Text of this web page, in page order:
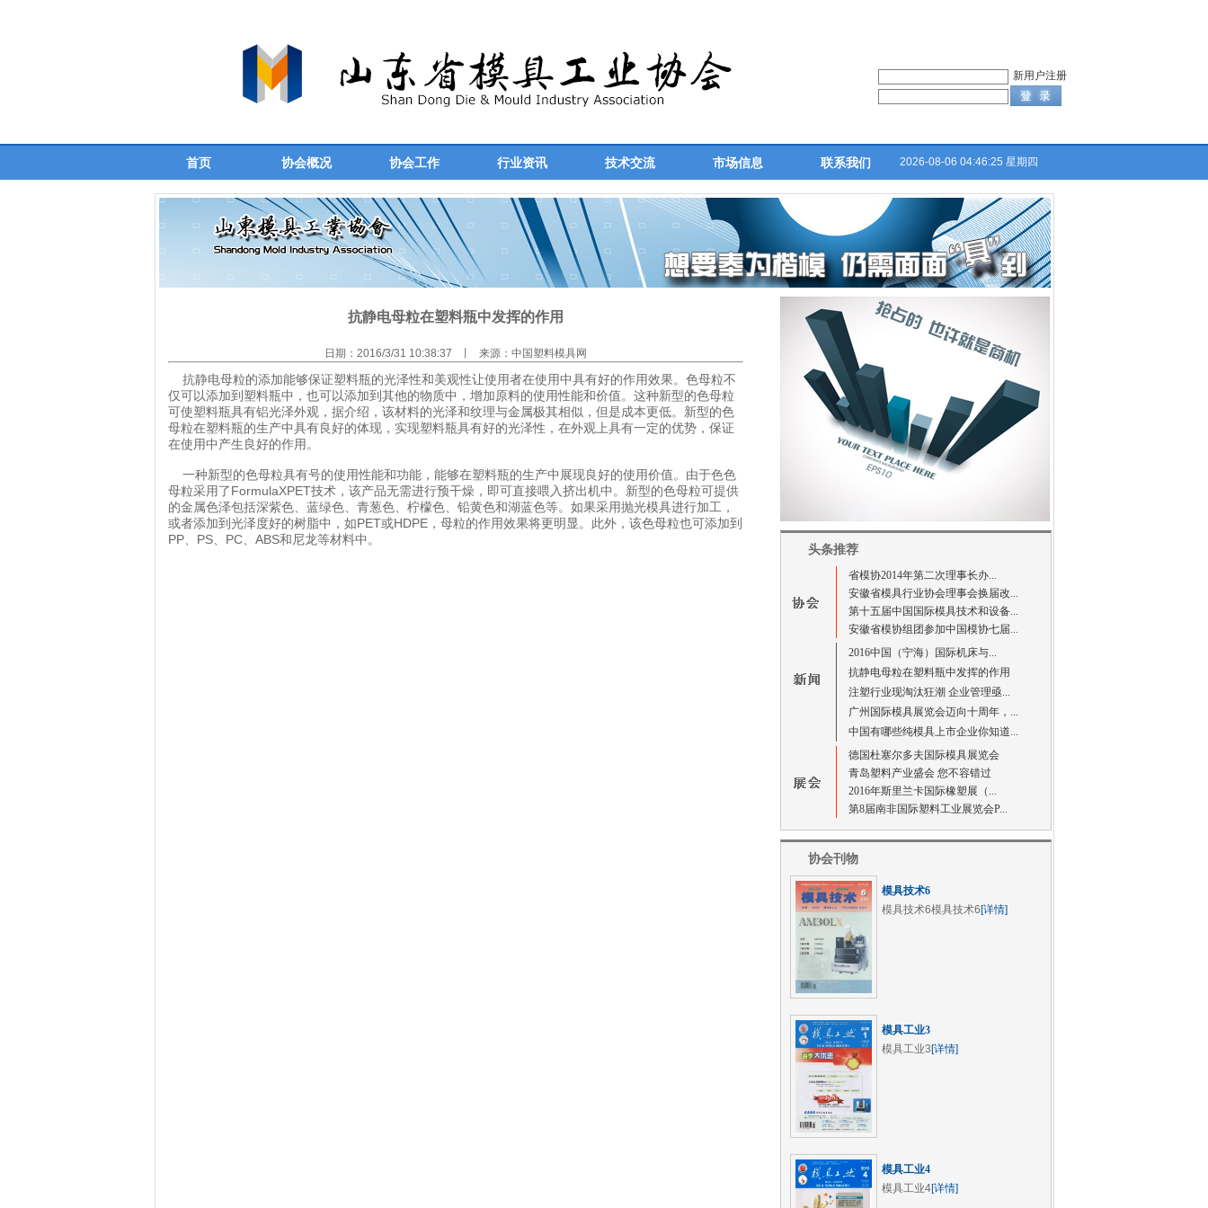
新用户注册
首页 协会概况 协会工作 行业资讯 技术交流 市场信息 联系我们 2026-08-06 04:46:25 星期四
头条推荐
省模协2014年第二次理事长办...
安徽省模具行业协会理事会换届改...
第十五届中国国际模具技术和设备...
安徽省模协组团参加中国模协七届...
2016中国（宁海）国际机床与...
抗静电母粒在塑料瓶中发挥的作用
注塑行业现淘汰狂潮 企业管理亟...
广州国际模具展览会迈向十周年，...
中国有哪些纯模具上市企业你知道...
德国杜塞尔多夫国际模具展览会
青岛塑料产业盛会 您不容错过
2016年斯里兰卡国际橡塑展（...
第8届南非国际塑料工业展览会P...
协会刊物
模具技术6
模具技术6模具技术6 [详情]
模具工业3
模具工业3 [详情]
模具工业4
模具工业4[详情]
抗静电母粒在塑料瓶中发挥的作用
日期：2016/3/31 10:38:37 丨 来源：中国塑料模具网
抗静电母粒的添加能够保证塑料瓶的光泽性和美观性让使用者在使用中具有好的作用效果。色母粒不
仅可以添加到塑料瓶中，也可以添加到其他的物质中，增加原料的使用性能和价值。这种新型的色母粒
可使塑料瓶具有铝光泽外观，据介绍，该材料的光泽和纹理与金属极其相似，但是成本更低。新型的色
母粒在塑料瓶的生产中具有良好的体现，实现塑料瓶具有好的光泽性，在外观上具有一定的优势，保证
在使用中产生良好的作用。
一种新型的色母粒具有号的使用性能和功能，能够在塑料瓶的生产中展现良好的使用价值。由于色色
母粒采用了FormulaXPET技术，该产品无需进行预干燥，即可直接喂入挤出机中。新型的色母粒可提供
的金属色泽包括深紫色、蓝绿色、青葱色、柠檬色、铅黄色和湖蓝色等。如果采用抛光模具进行加工，
或者添加到光泽度好的树脂中，如PET或HDPE，母粒的作用效果将更明显。此外，该色母粒也可添加到
PP、PS、PC、ABS和尼龙等材料中。